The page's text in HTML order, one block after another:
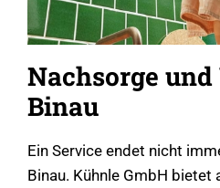
Nachsorge
Binau
Ein Service endet nicht
Binau. Kühnle GmbH bietet